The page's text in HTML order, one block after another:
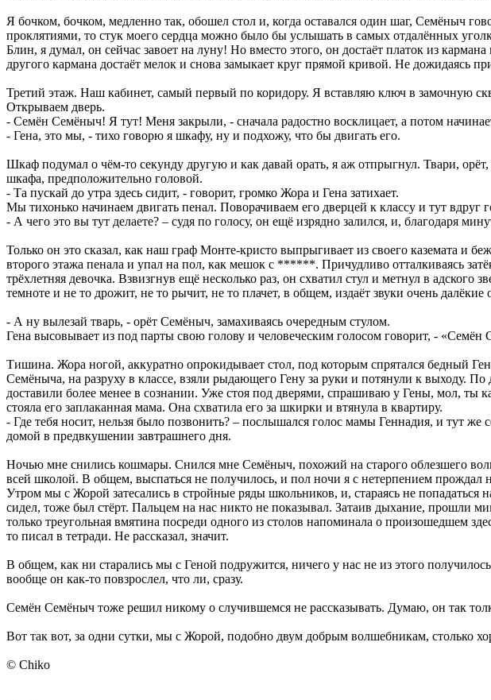
Я бочком, бочком, медленно так, обошел стол и, когда оставался один шаг, Семёныч
проклятиями, то стук моего сердца можно было бы услышать в самых отдалённых
Блин, я думал, он сейчас завоет на луну! Но вместо этого, он достаёт платок из
другого кармана достаёт мелок и снова замыкает круг прямой кривой. Не
Третий этаж. Наш кабинет, самый первый по коридору. Я вставляю ключ в замочную
Открываем дверь.
- Семён Семёныч! Я тут! Меня закрыли, - сначала радостно восклицает, а потом
- Гена, это мы, - тихо говорю я шкафу, ну и подхожу, что бы двигать его.
Шкаф подумал о чём-то секунду другую и как давай орать, я аж отпрыгнул. Твари,
шкафа, предположительно головой.
- Та пускай до утра здесь сидит, - говорит, громко Жора и Гена затихает.
Мы тихонько начинаем двигать пенал. Поворачиваем его дверцей к классу и тут
- А чего это вы тут делаете? – судя по голосу, он ещё изрядно залился, и, благодаря
Только он это сказал, как наш граф Монте-кристо выпрыгивает из своего каземата и
второго этажа пенала и упал на пол, как мешок с ******. Причудливо отталкиваясь
трёхлетняя девочка. Взвизгнув ещё несколько раз, он схватил стул и метнул в
темноте и не то дрожит, не то рычит, не то плачет, в общем, издаёт звуки очень
- А ну вылезай тварь, - орёт Семёныч, замахиваясь очередным стулом.
Гена высовывает из под парты свою голову и человеческим голосом говорит, - «Семён
Тишина. Жора ногой, аккуратно опрокидывает стол, под которым спрятался бедный
Семёныча, на разруху в классе, взяли рыдающего Гену за руки и потянули к выходу.
доставили более менее в сознании. Уже стоя под дверями, спрашиваю у Гены, мол, ты
стояла его заплаканная мама. Она схватила его за шкирки и втянула в квартиру.
- Где тебя носит, нельзя было позвонить? – послышался голос мамы Геннадия, и тут
домой в предвкушении завтрашнего дня.
Ночью мне снились кошмары. Снился мне Семёныч, похожий на старого облезшего
всей школой. В общем, выспаться не получилось, и пол ночи я с нетерпением прождал
Утром мы с Жорой затесались в стройные ряды школьников, и, стараясь не попадаться
сидел, тоже был стёрт. Пальцем на нас никто не показывал. Затаив дыхание, прошли
только треугольная вмятина посреди одного из столов напоминала о произошедшем
то писал в тетради. Не рассказал, значит.
В общем, как ни старались мы с Геной подружится, ничего у нас не из этого
вообще он как-то повзрослел, что ли, сразу.
Семён Семёныч тоже решил никому о случившемся не рассказывать. Думаю, он так
Вот так вот, за одни сутки, мы с Жорой, подобно двум добрым волшебникам, столько
© Chiko